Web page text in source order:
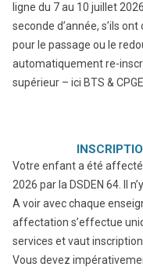
ligne du 7 au 10 juillet
seconde d’année, s’ils
pour le passage ou le
automatiquement re-
supérieur – ici BTS &
Votre enfant a été
2026 par la DSDEN 64. Il
A voir avec chaque
affectation s’effectue
services et vaut
Vous devez